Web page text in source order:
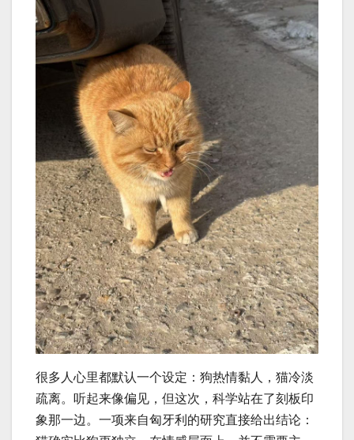
很多人心里都默认一个设定：狗热情黏人，猫冷淡
疏离。听起来像偏见，但这次，科学站在了刻板印
象那一边。一项来自匈牙利的研究直接给出结论：